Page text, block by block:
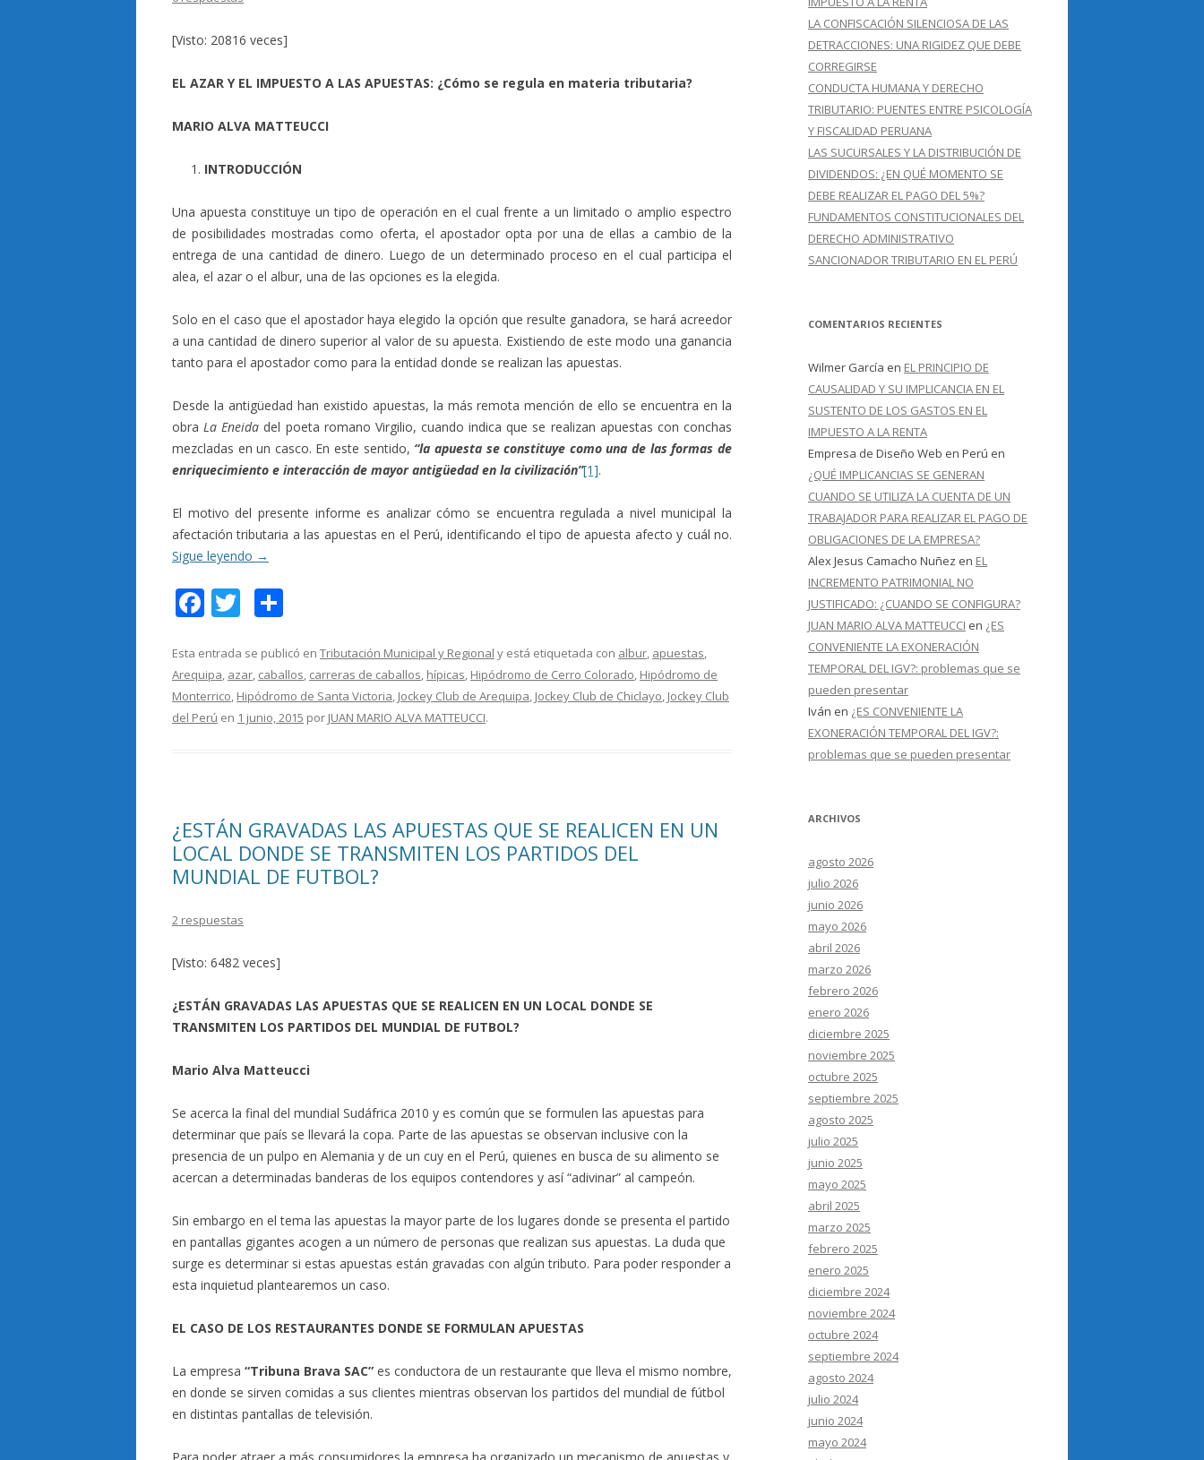
[Visto: 20816 veces]
EL AZAR Y EL IMPUESTO A LAS APUESTAS: ¿Cómo se regula en materia tributaria?
MARIO ALVA MATTEUCCI
INTRODUCCIÓN
Una apuesta constituye un tipo de operación en el cual frente a un limitado o amplio espectro
de posibilidades mostradas como oferta, el apostador opta por una de ellas a cambio de la
entrega de una cantidad de dinero. Luego de un determinado proceso en el cual participa el
alea, el azar o el albur, una de las opciones es la elegida.
Solo en el caso que el apostador haya elegido la opción que resulte ganadora, se hará acreedor
a una cantidad de dinero superior al valor de su apuesta. Existiendo de este modo una ganancia
tanto para el apostador como para la entidad donde se realizan las apuestas.
Desde la antigüedad han existido apuestas, la más remota mención de ello se encuentra en la
obraLa Eneida del poeta romano Virgilio, cuando indica que se realizan apuestas con conchas
mezcladas en un casco. En este sentido, “la apuesta se constituye como una de las formas de
enriquecimiento e interacción de mayor antigüedad en la civilización”[1].
El motivo del presente informe es analizar cómo se encuentra regulada a nivel municipal la
afectación tributaria a las apuestas en el Perú, identificando el tipo de apuesta afecto y cuál no.
Sigue leyendo →
F
e
b
o
T
itt
er
m
p
ar
Esta entrada se publicó en Tributación Municipal y Regional y está etiquetada con albur, apuestas,
Arequipa, azar, caballos, carreras de caballos, hípicas, Hipódromo de Cerro Colorado, Hipódromo de
Monterrico, Hipódromo de Santa Victoria, Jockey Club de Arequipa, Jockey Club de Chiclayo, Jockey Club
del Perú en 1 junio, 2015 por JUAN MARIO ALVA MATTEUCCI.
¿ESTÁN GRAVADAS LAS APUESTAS QUE SE REALICEN EN UN
LOCAL DONDE SE TRANSMITEN LOS PARTIDOS DEL
MUNDIAL DE FUTBOL?
2 respuestas
[Visto: 6482 veces]
¿ESTÁN GRAVADAS LAS APUESTAS QUE SE REALICEN EN UN LOCAL DONDE SE
TRANSMITEN LOS PARTIDOS DEL MUNDIAL DE FUTBOL?
Mario Alva Matteucci
Se acerca la final del mundial Sudáfrica 2010 y es común que se formulen las apuestas para
determinar que país se llevará la copa. Parte de las apuestas se observan inclusive con la
presencia de un pulpo en Alemania y de un cuy en el Perú, quienes en busca de su alimento se
acercan a determinadas banderas de los equipos contendores y así “adivinar” al campeón.
Sin embargo en el tema las apuestas la mayor parte de los lugares donde se presenta el partido
en pantallas gigantes acogen a un número de personas que realizan sus apuestas. La duda que
surge es determinar si estas apuestas están gravadas con algún tributo. Para poder responder a
esta inquietud plantearemos un caso.
EL CASO DE LOS RESTAURANTES DONDE SE FORMULAN APUESTAS
La empresa “Tribuna Brava SAC” es conductora de un restaurante que lleva el mismo nombre,
en donde se sirven comidas a sus clientes mientras observan los partidos del mundial de fútbol
en distintas pantallas de televisión.
LA CONFISCACIÓN SILENCIOSA DE LAS
DETRACCIONES: UNA RIGIDEZ QUE DEBE
CORREGIRSE
CONDUCTA HUMANA Y DERECHO
TRIBUTARIO: PUENTES ENTRE PSICOLOGÍA
Y FISCALIDAD PERUANA
LAS SUCURSALES Y LA DISTRIBUCIÓN DE
DIVIDENDOS: ¿EN QUÉ MOMENTO SE
DEBE REALIZAR EL PAGO DEL 5%?
FUNDAMENTOS CONSTITUCIONALES DEL
DERECHO ADMINISTRATIVO
SANCIONADOR TRIBUTARIO EN EL PERÚ
COMENTARIOS RECIENTES
Wilmer García en EL PRINCIPIO DE
CAUSALIDAD Y SU IMPLICANCIA EN EL
SUSTENTO DE LOS GASTOS EN EL
IMPUESTO A LA RENTA
Empresa de Diseño Web en Perú en
¿QUÉ IMPLICANCIAS SE GENERAN
CUANDO SE UTILIZA LA CUENTA DE UN
TRABAJADOR PARA REALIZAR EL PAGO DE
OBLIGACIONES DE LA EMPRESA?
Alex Jesus Camacho Nuñez en EL
INCREMENTO PATRIMONIAL NO
JUSTIFICADO: ¿CUANDO SE CONFIGURA?
JUAN MARIO ALVA MATTEUCCI en ¿ES
CONVENIENTE LA EXONERACIÓN
TEMPORAL DEL IGV?: problemas que se
pueden presentar
Iván en ¿ES CONVENIENTE LA
EXONERACIÓN TEMPORAL DEL IGV?:
problemas que se pueden presentar
ARCHIVOS
agosto 2026
julio 2026
junio 2026
mayo 2026
abril 2026
marzo 2026
febrero 2026
enero 2026
diciembre 2025
noviembre 2025
octubre 2025
septiembre 2025
agosto 2025
julio 2025
junio 2025
mayo 2025
abril 2025
marzo 2025
febrero 2025
enero 2025
diciembre 2024
noviembre 2024
octubre 2024
septiembre 2024
agosto 2024
julio 2024
junio 2024
mayo 2024